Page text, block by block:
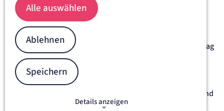
Unsere Klinik für Geburtshilfe und Perinatologie ist
persönlich für Sie da!
Die Klinik für Geburtshilfe und Perinatologie am St.
Josefskrankenhaus Freiburg führt immer am ersten Dienstag
im Monat um 17:30 Uhr den Informationsabend durch. Alle
zwei Monate findet zusätzlich am dritten Dienstag des
Monats ein digitaler Informationsabend statt. Das offene
Format bietet werdenden Eltern die Möglichkeit, sich aus
erster Hand über Schwangerschaft, Geburt, Wochenbett und
Vorsorgeuntersuchungen beim Neugeborenen zu
Alle auswählen
Ablehnen
Speichern
Details anzeigen